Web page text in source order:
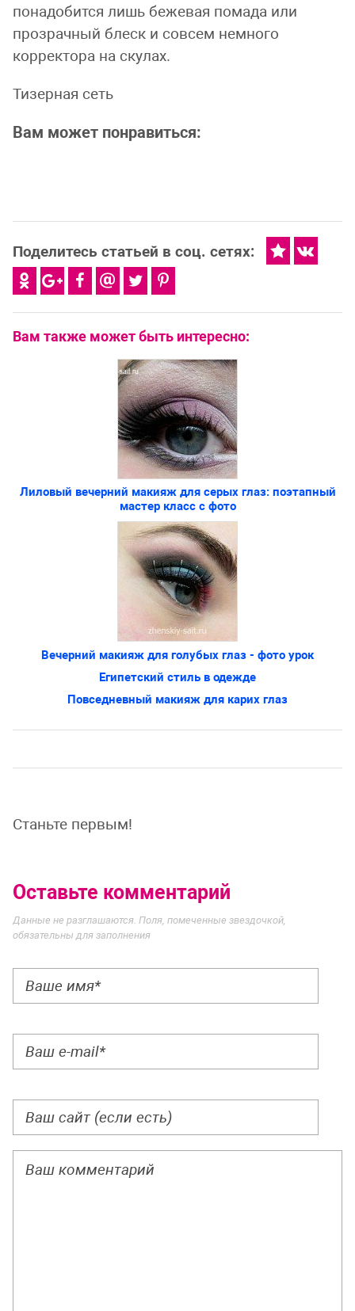
понадобится лишь бежевая помада или
прозрачный блеск и совсем немного
корректора на скулах.
Тизерная сеть
Вам может понравиться:
Поделитесь статьей в соц. сетях:
Вам также может быть интересно:
Лиловый вечерний макияж для серых глаз: поэтапный
мастер класс с фото
Вечерний макияж для голубых глаз - фото урок
Египетский стиль в одежде
Повседневный макияж для карих глаз
Станьте первым!
Оставьте комментарий
Данные не разглашаются. Поля, помеченные звездочкой,
обязательны для заполнения